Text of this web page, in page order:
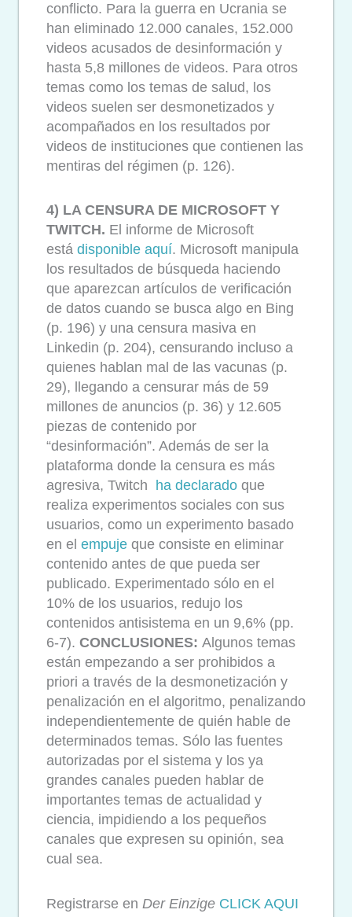
conflicto. Para la guerra en Ucrania se
han eliminado 12.000 canales, 152.000
videos acusados de desinformación y
hasta 5,8 millones de videos. Para otros
temas como los temas de salud, los
videos suelen ser desmonetizados y
acompañados en los resultados por
videos de instituciones que contienen las
mentiras del régimen (p. 126).
4) LA CENSURA DE MICROSOFT Y
TWITCH. El informe de Microsoft
está disponible aquí. Microsoft manipula
los resultados de búsqueda haciendo
que aparezcan artículos de verificación
de datos cuando se busca algo en Bing
(p. 196) y una censura masiva en
Linkedin (p. 204), censurando incluso a
quienes hablan mal de las vacunas (p.
29), llegando a censurar más de 59
millones de anuncios (p. 36) y 12.605
piezas de contenido por
“desinformación”. Además de ser la
plataforma donde la censura es más
agresiva, Twitch
ha declarado que
realiza experimentos sociales con sus
usuarios, como un experimento basado
en el empuje que consiste en eliminar
contenido antes de que pueda ser
publicado. Experimentado sólo en el
10% de los usuarios, redujo los
contenidos antisistema en un 9,6% (pp.
6-7). CONCLUSIONES: Algunos temas
están empezando a ser prohibidos a
priori a través de la desmonetización y
penalización en el algoritmo, penalizando
independientemente de quién hable de
determinados temas. Sólo las fuentes
autorizadas por el sistema y los ya
grandes canales pueden hablar de
importantes temas de actualidad y
ciencia, impidiendo a los pequeños
canales que expresen su opinión, sea
cual sea.
Registrarse en Der Einzige CLICK AQUI